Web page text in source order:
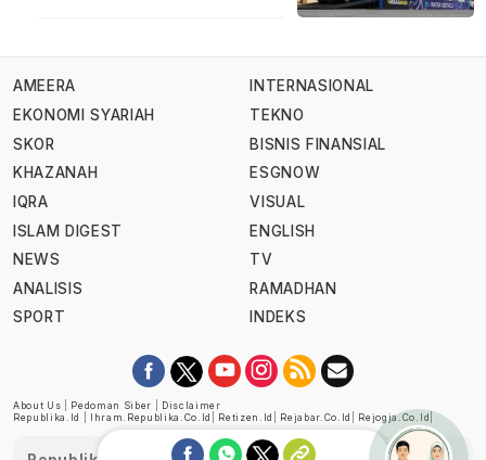
AMEERA
EKONOMI SYARIAH
SKOR
KHAZANAH
IQRA
ISLAM DIGEST
NEWS
ANALISIS
SPORT
INTERNASIONAL
TEKNO
BISNIS FINANSIAL
ESGNOW
VISUAL
ENGLISH
TV
RAMADHAN
INDEKS
About Us Pedoman Siber
Disclaimer
Republika.id
Ihram.republika.co.id Retizen.id Rejabar.co.id Rejogja.co.id